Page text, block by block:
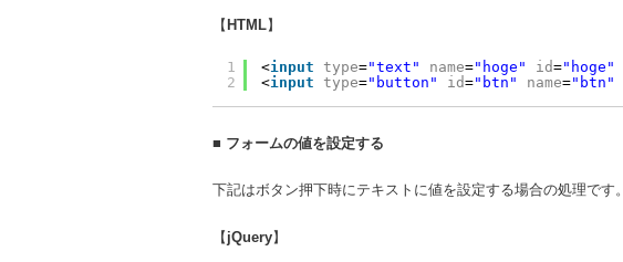
【 HTML】
1
2
<input type="text" name="hoge" id="hoge"
<input type="button" id="btn" name="btn"
■ フォームの値を設定する
下記はボタン押下時にテキストに値を設定する場合の処理です。
【 jQuery】